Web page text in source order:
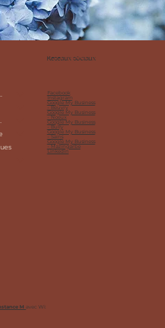
Réseaux sociaux
Facebook
Instagram
Google My Business
- Beuvry
Google My Business
- Noeux
Google My Business
- Bully
Google My Business
- Sains
Google My Business
- Mazingarbe
Linkedin
MavecWix Studio™